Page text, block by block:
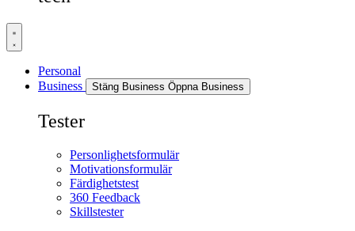
Personal
Business
Stäng Business Öppna Business
Tester
Personlighetsformulär
Motivationsformulär
Färdighetstest
360 Feedback
Skillstester